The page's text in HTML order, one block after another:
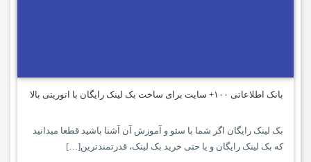
بانک اطلاعاتی ۱۰۰+ سایت برای ساخت بک لینک رایگان با اتوریتی بالا
بک لینک رایگان اگر شما با سئو و آموزش آن آشنا باشید قطعا میدانید
که بک لینک رایگان و یا حتی خرید بک لینک، قدرتمندترین[…]